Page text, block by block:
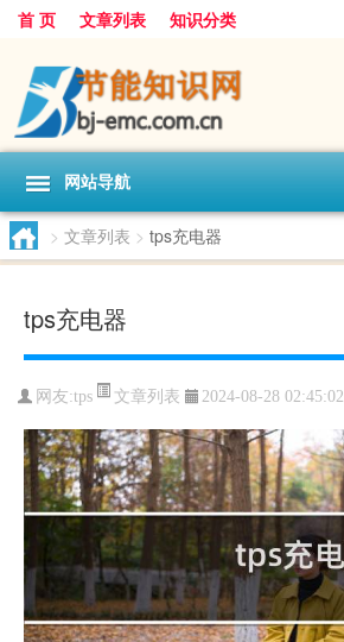
首 页 文章列表 知识分类
网站导航
> 文章列表 > tps充电器
tps充电器
网友:tps 文章列表 2024-08-28 02:45:02